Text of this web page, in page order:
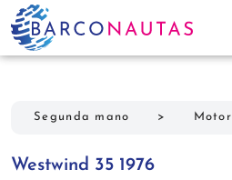
Segunda mano > Motor
Westwind 35 1976